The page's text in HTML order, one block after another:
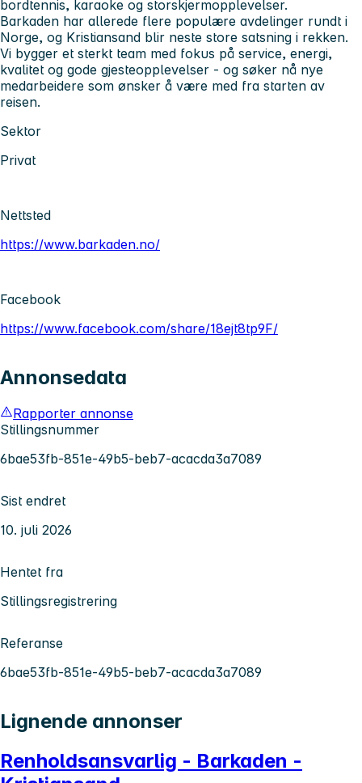
bordtennis, karaoke og storskjermopplevelser.
Barkaden har allerede flere populære avdelinger rundt i
Norge, og Kristiansand blir neste store satsning i rekken.
Vi bygger et sterkt team med fokus på service, energi,
kvalitet og gode gjesteopplevelser - og søker nå nye
medarbeidere som ønsker å være med fra starten av
reisen.
Sektor
Privat
Nettsted
https://www.barkaden.no/
Facebook
https://www.facebook.com/share/18ejt8tp9F/
Annonsedata
Rapporter annonse
Stillingsnummer
6bae53fb-851e-49b5-beb7-acacda3a7089
Sist endret
10. juli 2026
Hentet fra
Stillingsregistrering
Referanse
6bae53fb-851e-49b5-beb7-acacda3a7089
Lignende annonser
Renholdsansvarlig - Barkaden -